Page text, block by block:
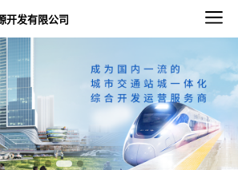
开发有限公司
2022-2023年度重庆通邑物业轨道线绿植养租赁养护服务比选邀请第三次公告
2022-2023年度重庆通邑物业永川三峰项目保洁、绿化服务比选邀请公告
2022-2023年度重庆通邑物业永川三峰项目保安服务 比选邀请公告